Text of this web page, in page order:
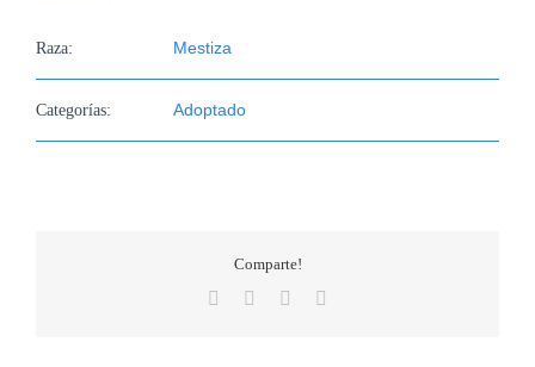
Raza: Mestiza
Categorías: Adoptado
Comparte!
Facebook WhatsApp